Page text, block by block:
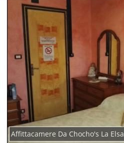
Affittacamere Da Chocho's La Elsa